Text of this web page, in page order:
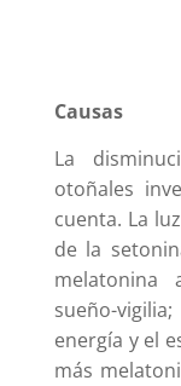
Causas
La
otoñales
cuenta. La
de la
melatonina
sueño-
energía y el
más